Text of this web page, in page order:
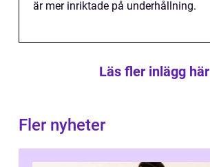
är mer inriktade på underhållning.
Läs fler inlägg här
Fler nyheter